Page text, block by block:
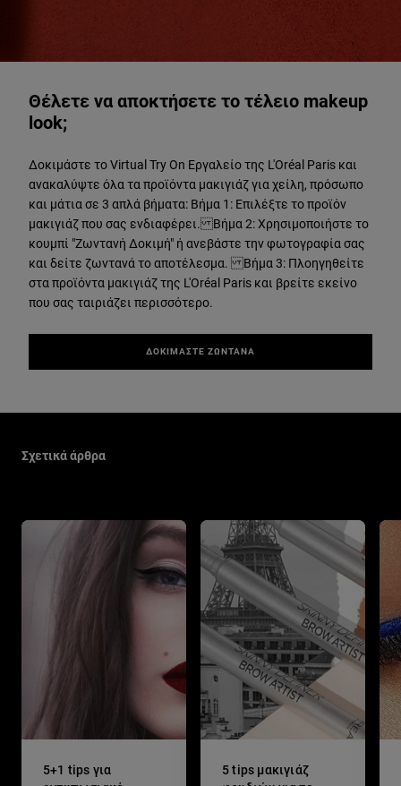
Θέλετε να αποκτήσετε το τέλειο makeup
look;
Δοκιμάστε το Virtual Try On Εργαλείο της L'Oréal Paris και
ανακαλύψτε όλα τα προϊόντα μακιγιάζ για χείλη, πρόσωπο
και μάτια σε 3 απλά βήματα: Βήμα 1: Επιλέξτε το προϊόν
μακιγιάζ που σας ενδιαφέρει. Βήμα 2: Χρησιμοποιήστε το
κουμπί "Ζωντανή Δοκιμή" ή ανεβάστε την φωτογραφία σας
και δείτε ζωντανά το αποτέλεσμα. Βήμα 3: Πλοηγηθείτε
στα προϊόντα μακιγιάζ της L'Oréal Paris και βρείτε εκείνο
που σας ταιριάζει περισσότερο.
ΔΟΚΙΜΑΣΤΕ ΖΩΝΤΑΝΑ
Σχετικά άρθρα
5+1 tips για
5 tips μακιγιάζ